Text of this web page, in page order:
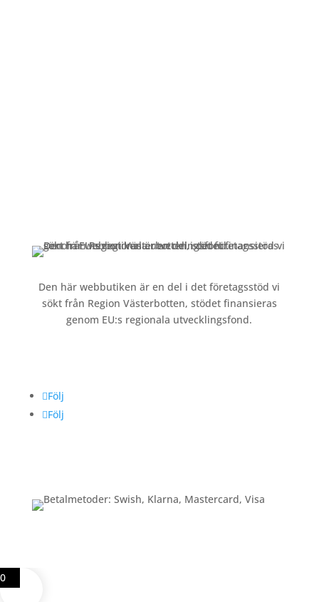
Den här webbutiken är en del i det företagsstöd vi
sökt från Region Västerbotten, stödet finansieras
genom EU:s regionala utvecklingsfond.
Följ
Följ
0